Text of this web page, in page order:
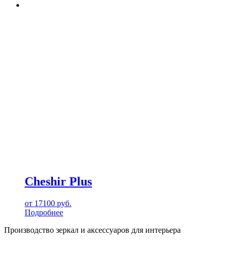
Cheshir Plus
от 17100 руб.
Подробнее
Производство зеркал и аксессуаров для интерьера